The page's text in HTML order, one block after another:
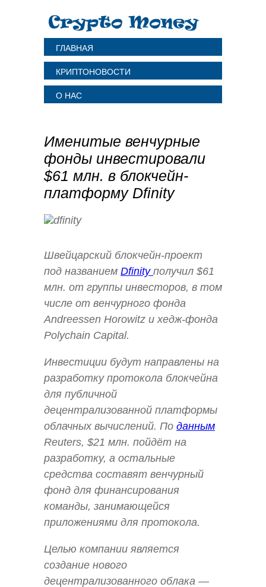
ГЛАВНАЯ
КРИПТОНОВОСТИ
О НАС
Именитые венчурные
фонды инвестировали
$61 млн. в блокчейн-
платформу Dfinity
Швейцарский блокчейн-проект
под названием Dfinity получил $61
млн. от группы инвесторов, в том
числе от венчурного фонда
Andreessen Horowitz и хедж-фонда
Polychain Capital.
Инвестиции будут направлены на
разработку протокола блокчейна
для публичной
децентрализованной платформы
облачных вычислений. По данным
Reuters, $21 млн. пойдёт на
разработку, а остальные
средства составят венчурный
фонд для финансирования
команды, занимающейся
приложениями для протокола.
Целью компании является
создание нового
децентрализованного облака —